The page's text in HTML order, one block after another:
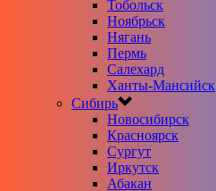
Тобольск
Ноябрьск
Нягань
Пермь
Салехард
Ханты-Мансийск
Сибирь
Новосибирск
Красноярск
Сургут
Иркутск
Абакан